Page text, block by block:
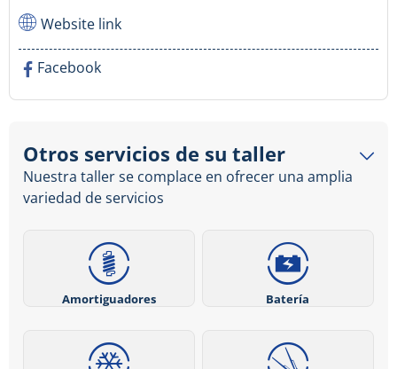
Website link
Facebook
Otros servicios de su taller
Nuestra taller se complace en ofrecer una amplia
variedad de servicios
Amortiguadores Batería